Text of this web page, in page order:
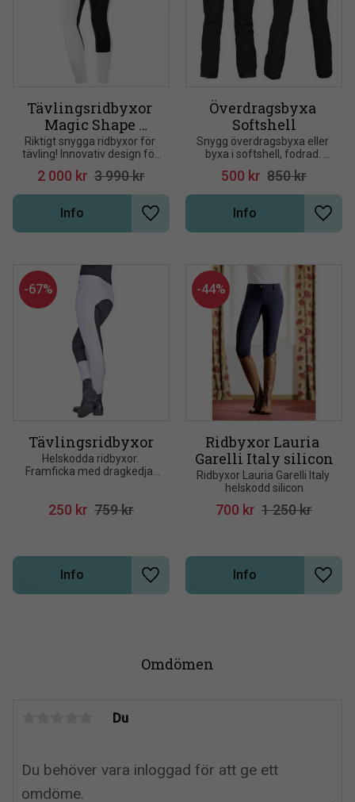
Omdömen
Du
Tävlingsridbyxor
Magic Shape
silicon Top Reiter
Riktigt snygga ridbyxor för
tävling! Innovativ design för
maximal passform,
funktion och utseende.
Mycket lätta. Praktisk, tunn
softshell från Schoell
2 000 kr 3 990kr
Lägg till i önskelista
Info
Överdragsbyxa
Softshell
Snygg överdragsbyxa eller
byxa i softshell, fodrad.
Bred resår i svanken. Svart
500 kr 850kr
Lägg
Info
Tävlingsridbyxor
Helskodda ridbyxor.
Framficka med dragkedja.
35% bomull och 5% elastan
250 kr 759kr
67%
Lägg till i önskelista
Info
Ridbyxor Lauria
Garelli Italy silicon
Ridbyxor Lauria Garelli Italy
helskodd silicon
700 kr 1 250kr
44%
Lägg
Info